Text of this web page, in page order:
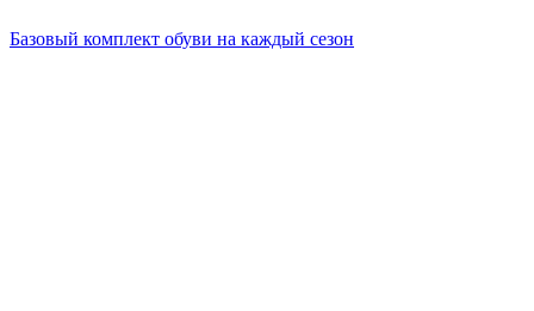
Базовый комплект обуви на каждый сезон